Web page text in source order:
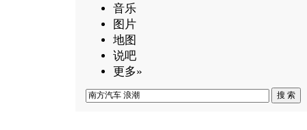
音乐
图片
地图
说吧
更多»